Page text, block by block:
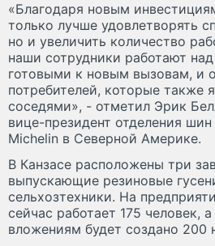
«Благодаря новым
только лучше удовлетворять
но и увеличить количество
наши сотрудники работают
готовыми к новым вызовам, и
потребителей, которые также
соседями», - отметил Эрик
вице-президент отделения
Michelin в Северной Америке.
В Канзасе расположены три
выпускающие резиновые
сельхозтехники. На
сейчас работает 175 человек,
вложениям будет создано 200